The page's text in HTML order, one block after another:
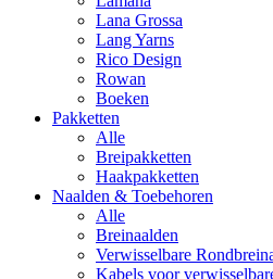
Lana Grossa
Lang Yarns
Rico Design
Rowan
Boeken
Pakketten
Alle
Breipakketten
Haakpakketten
Naalden & Toebehoren
Alle
Breinaalden
Verwisselbare
Kabels voor